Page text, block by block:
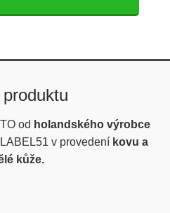
od holandského výrobce
LABEL51 v provedení kovu a
kůže.